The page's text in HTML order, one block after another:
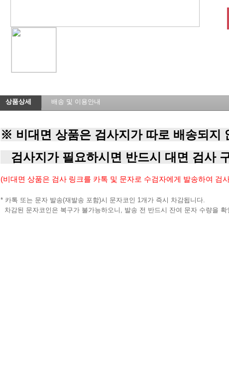
상품상세 배송 및 이용안내
※ 비대면 상품은 검사지가 따로 배송되지
검사지가 필요하시면 반드시 대면 검사
(비대면 상품은 검사 링크를 카톡 및 문자로 수검자에게 발송하여 검
* 카톡 또는 문자 발송(재발송 포함)시 문자코인 1개가 즉시 차감됩니다.
차감된 문자코인은 복구가 불가능하오니, 발송 전 반드시 잔여 문자 수량을 확